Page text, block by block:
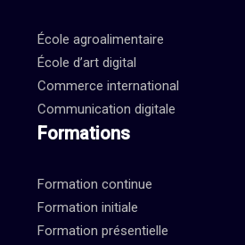
École agroalimentaire
École d’art digital
Commerce international
Communication digitale
Formations
Formation continue
Formation initiale
Formation présentielle